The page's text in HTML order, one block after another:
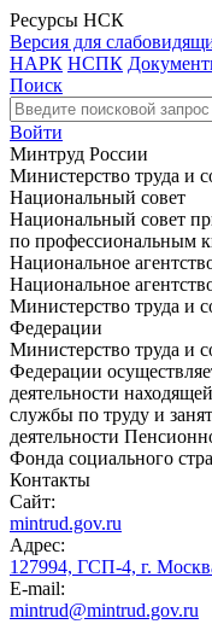
Ресурсы НСК
Версия для
НАРК НСПК
Поиск
Войти
Минтруд России
Министерство труда и
Национальный совет
Национальный совет
по профессиональным
Национальное
Национальное
Министерство труда и
Федерации
Министерство труда и
Федерации
деятельности
службы по труду и
деятельности
Фонда социального
Контакты
Сайт:
mintrud.gov.ru
Адрес:
127994, ГСП-4, г.
E-mail:
mintrud@mintrud.gov.ru